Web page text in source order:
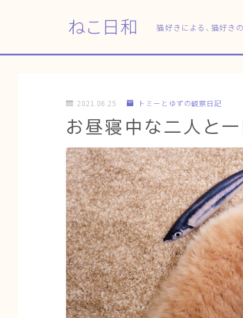
ねこ日和 猫好きによる、猫好き
2021.06.25 トミーとゆずの観察日記
お昼寝中な二人と